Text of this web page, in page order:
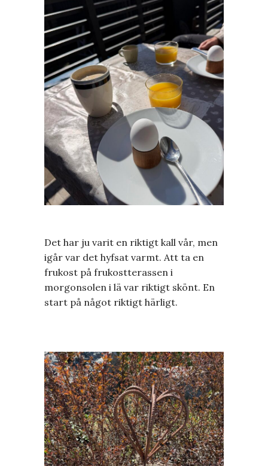
Det har ju varit en riktigt kall vår, men
igår var det hyfsat varmt. Att ta en
frukost på frukostterassen i
morgonsolen i lä var riktigt skönt. En
start på något riktigt härligt.